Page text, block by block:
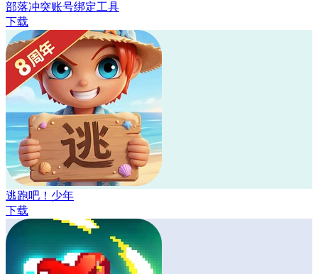
部落冲突账号绑定工具
下载
逃跑吧！少年
下载